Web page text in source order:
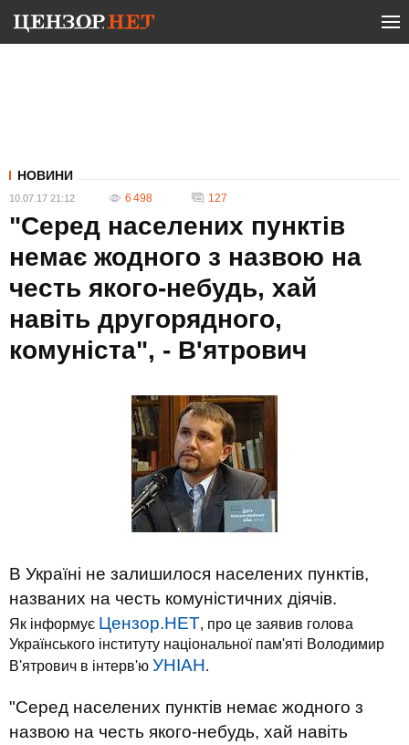
НОВИНИ
10.07.17 21:12 6 498 127
"Серед населених пунктів
немає жодного з назвою на
честь якого-небудь, хай
навіть другорядного,
комуніста", - В'ятрович
В Україні не залишилося населених пунктів,
названих на честь комуністичних діячів.
Як інформує Цензор.НЕТ, про це заявив голова
Українського інституту національної пам'яті Володимир
В'ятрович в інтерв'ю УНІАН.
"Серед населених пунктів немає жодного з
назвою на честь якого-небудь, хай навіть